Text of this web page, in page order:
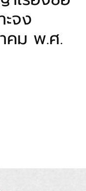
ะจง
คม พ.ศ.